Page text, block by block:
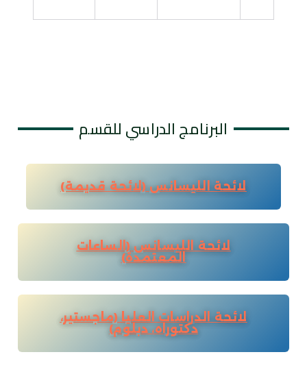
البرنامج الدراسي للقسم
لائحة الليسانس (لائحة قديمة)
لائحة الليسانس (الساعات
المعتمدة)
لائحة الدراسات العليا (ماجستير،
دكتوراه، دبلوم)